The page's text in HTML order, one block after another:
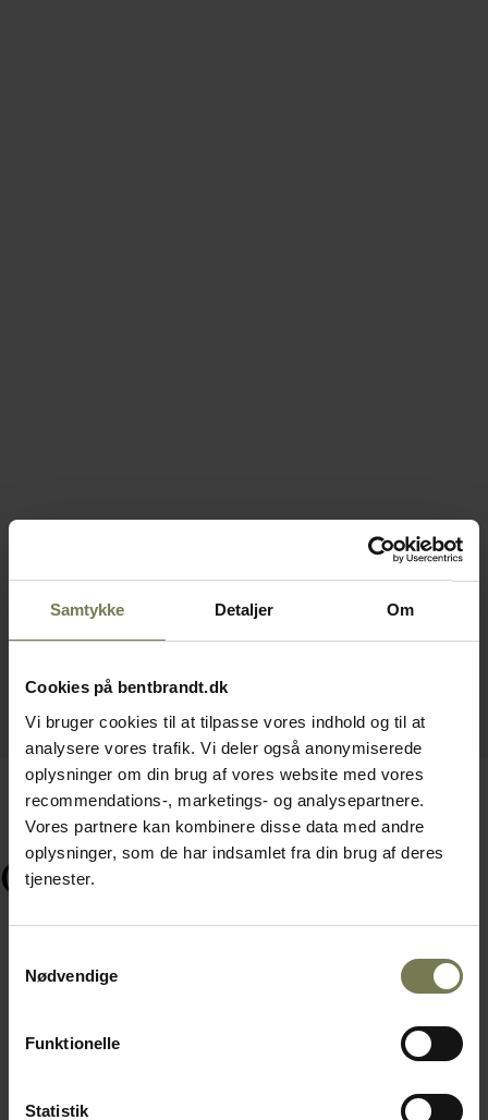
Samtykke Detaljer Om
Cookies på bentbrandt.dk
Vi bruger cookies til at tilpasse vores indhold og til at
analysere vores trafik. Vi deler også anonymiserede
oplysninger om din brug af vores website med vores
recommendations-, marketings- og analysepartnere.
Vores partnere kan kombinere disse data med andre
oplysninger, som de har indsamlet fra din brug af deres
tjenester.
Nødvendige
Funktionelle
Statistik
Ofte købt sammen med